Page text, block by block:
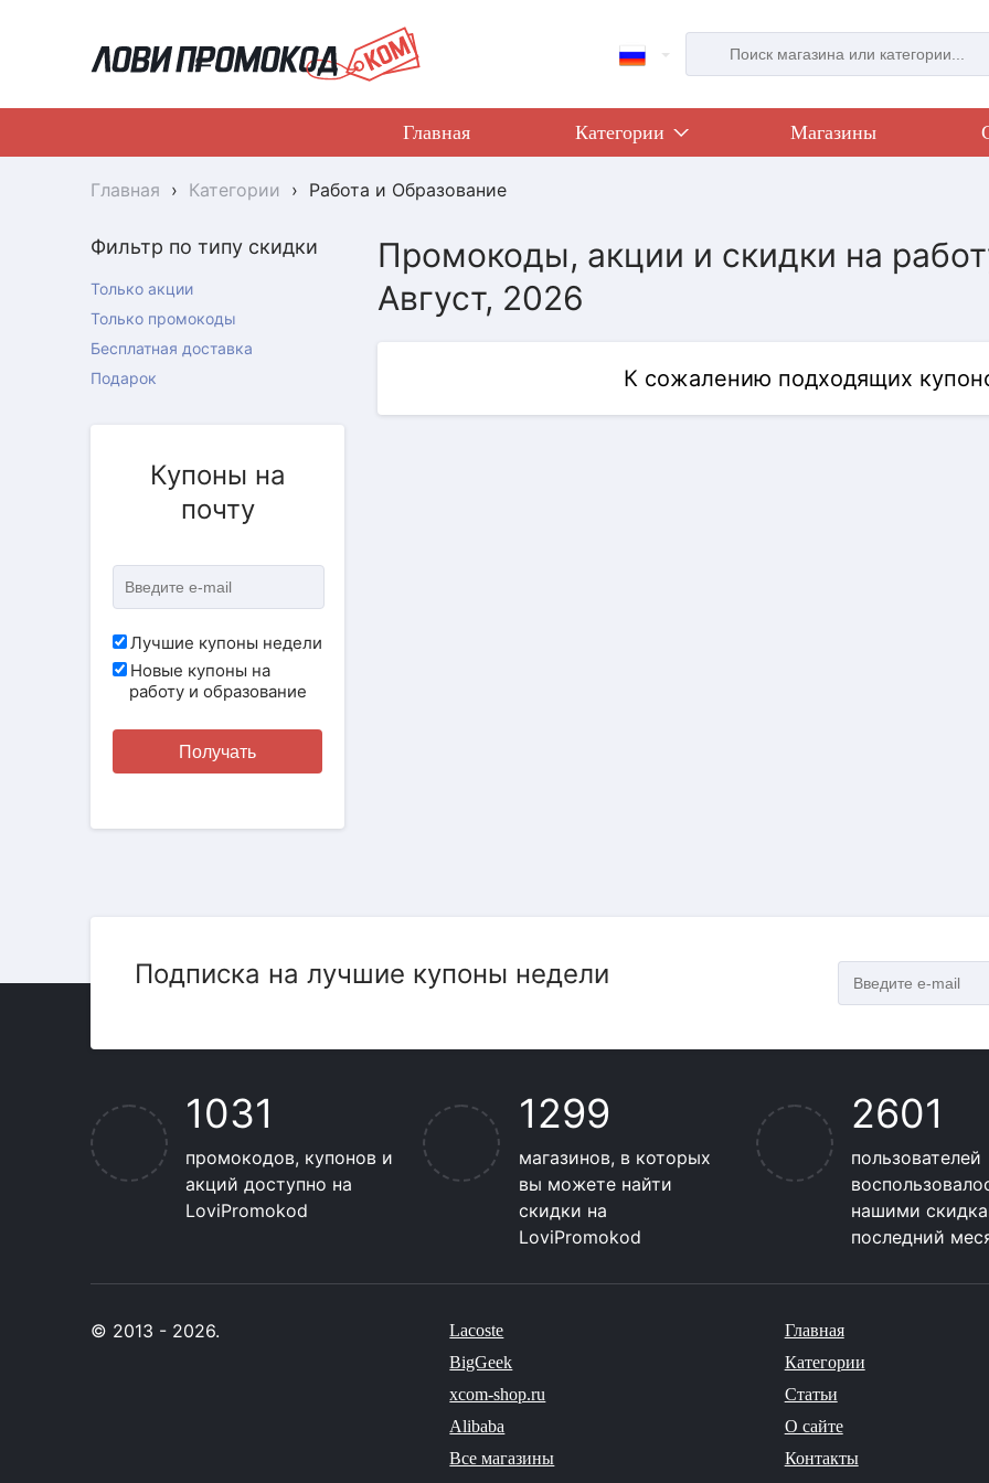
Главная Категории Магазины
Главная › Категории › Работа и Образование
Промокоды, акции и скидки на
Август, 2026
Фильтр по типу скидки
Только акции
Только промокоды
Бесплатная доставка
Подарок
Купоны на
почту
Лучшие купоны недели
Новые купоны на
работу и образование
Получать
К сожалению подходящих
Подписка на лучшие купоны недели
1031
промокодов, купонов и
акций доступно на
LoviPromokod
1299
магазинов, в которых
вы можете найти
скидки на
LoviPromokod
2601
пользователей
нашими
последний
© 2013 - 2026.
Lacoste
BigGeek
xcom-shop.ru
Alibaba
Все магазины
Главная
Категории
Статьи
О сайте
Контакты